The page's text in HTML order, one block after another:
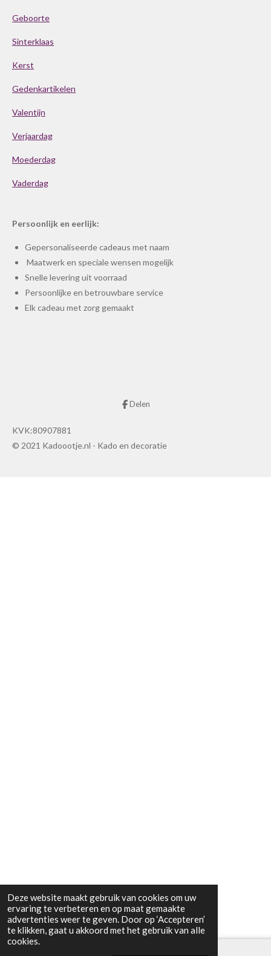
Deze website maakt gebruik van cookies om uw
ervaring te verbeteren en op maat gemaakte
advertenties weer te geven. Door op ‘Accepteren’
te klikken, gaat u akkoord met het gebruik van alle
cookies.
Geboorte
Sinterklaas
Kerst
Gedenkartikelen
Valentijn
Verjaardag
Moederdag
Vaderdag
Persoonlijk en eerlijk:
Gepersonaliseerde cadeaus met naam
Maatwerk en speciale wensen mogelijk
Snelle levering uit voorraad
Persoonlijke en betrouwbare service
Elk cadeau met zorg gemaakt
Delen
KVK:80907881
© 2021 Kadoootje.nl - Kado en decoratie